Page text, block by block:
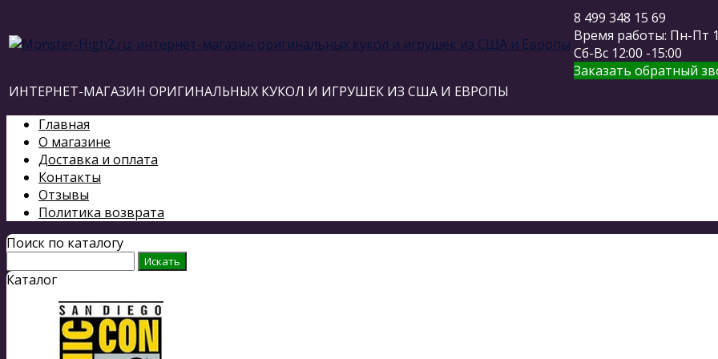
8 499 348 15 69
Время работы: Пн-Пт
Сб-Вс 12:00 -15:00
Заказать обратный
ИНТЕРНЕТ-МАГАЗИН ОРИГИНАЛЬНЫХ КУКОЛ И ИГРУШЕК ИЗ США И ЕВРОПЫ
Главная
О магазине
Доставка и оплата
Контакты
Отзывы
Политика возврата
Поиск по каталогу
Каталог